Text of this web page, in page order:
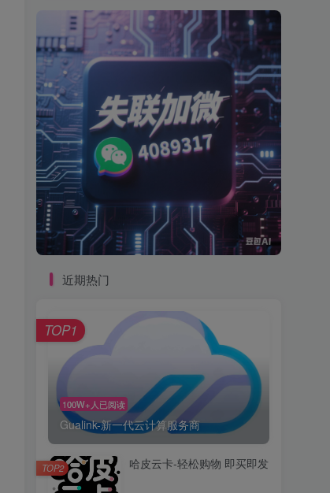
近期热门
100W+人已阅读
Gualink-新一代云计算服务商
TOP1
哈皮云卡-轻松购物 即买即发
TOP2